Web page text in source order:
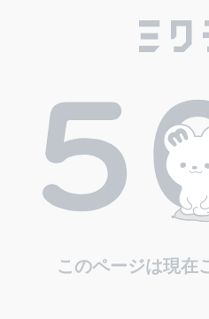
このページは現在